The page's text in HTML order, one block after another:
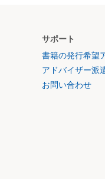
サポート
書籍の発行希望
アドバイザー派
お問い合わせ